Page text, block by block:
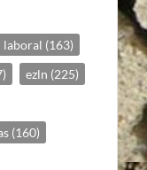
laboral (163)
ezln (225)
(160)